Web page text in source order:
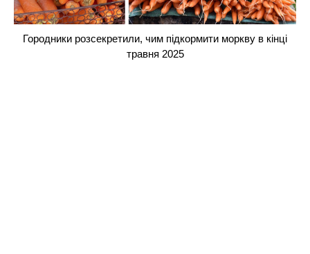
Городники розсекретили, чим підкормити моркву в кінці
травня 2025